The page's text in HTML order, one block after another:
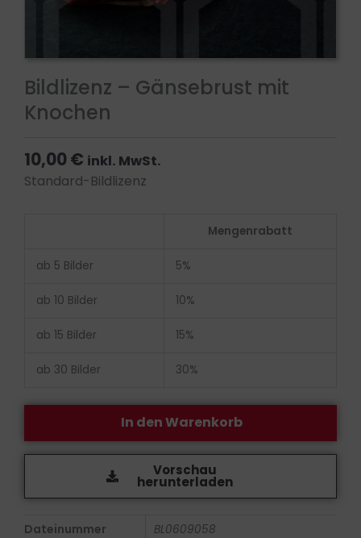
Bildlizenz – Gänsebrust mit
Knochen
10,00€ inkl. MwSt.
Standard-Bildlizenz
Mengenrabatt
ab 5 Bilder 5%
ab 10 Bilder 10%
ab 15 Bilder 15%
ab 30 Bilder 30%
Gänsebrust
Knochen
In den Warenkorb
Vorschau
herunterladen
Dateinummer BL0609058